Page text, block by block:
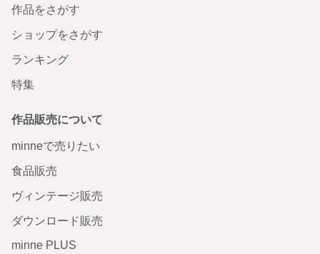
作品をさがす
ショップをさがす
ランキング
特集
作品販売について
minneで売りたい
食品販売
ヴィンテージ販売
ダウンロード販売
minne PLUS